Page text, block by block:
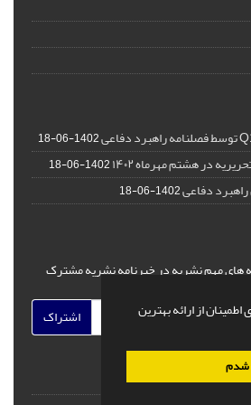
از ارائه بهترین
شدم
1402-06-18
1402-06-18
راهبرد دفاعی1402-06-18
های مهم نشریه در خبرنامه نشریه مشترک
اشتراک